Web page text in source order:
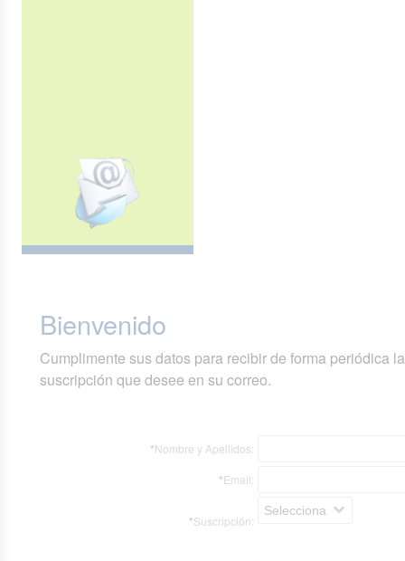
Bienvenido
Cumplimente sus datos para recibir de forma periódica
suscripción que desee en su correo.
*Nombre y Apellidos:
*Email:
*Suscripción:
Selecciona